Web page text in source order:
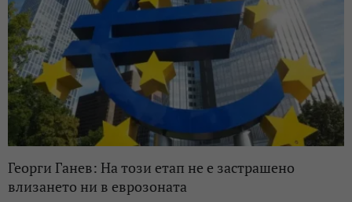
Георги Ганев: На този етап не е застрашено
влизането ни в еврозоната